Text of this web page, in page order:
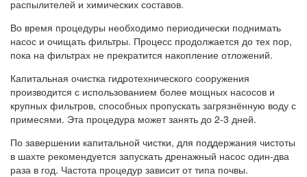
распылителей и химических составов.
Во время процедуры необходимо периодически поднимать
насос и очищать фильтры. Процесс продолжается до тех пор,
пока на фильтрах не прекратится накопление отложений.
Капитальная очистка гидротехнического сооружения
производится с использованием более мощных насосов и
крупных фильтров, способных пропускать загрязнённую воду с
примесями. Эта процедура может занять до 2-3 дней.
По завершении капитальной чистки, для поддержания чистоты
в шахте рекомендуется запускать дренажный насос один-два
раза в год. Частота процедур зависит от типа почвы.